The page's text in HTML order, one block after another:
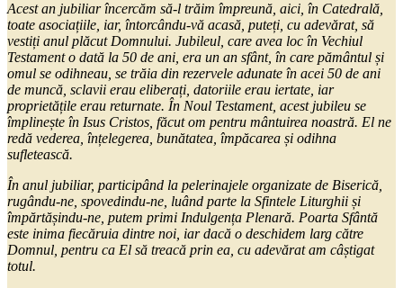
Acest an jubiliar încercăm să-l trăim împreună, aici, în Catedrală,
toate asociațiile, iar, întorcându-vă acasă, puteți, cu adevărat, să
vestiți anul plăcut Domnului. Jubileul, care avea loc în Vechiul
Testament o dată la 50 de ani, era un an sfânt, în care pământul și
omul se odihneau, se trăia din rezervele adunate în acei 50 de ani
de muncă, sclavii erau eliberați, datoriile erau iertate, iar
proprietățile erau returnate. În Noul Testament, acest jubileu se
împlinește în Isus Cristos, făcut om pentru mântuirea noastră. El ne
redă vederea, înțelegerea, bunătatea, împăcarea și odihna
sufletească.
În anul jubiliar, participând la pelerinajele organizate de Biserică,
rugându-ne, spovedindu-ne, luând parte la Sfintele Liturghii și
împărtășindu-ne, putem primi Indulgența Plenară. Poarta Sfântă
este inima fiecăruia dintre noi, iar dacă o deschidem larg către
Domnul, pentru ca El să treacă prin ea, cu adevărat am câștigat
totul.